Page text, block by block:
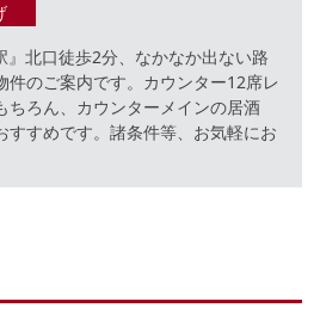
』北⼝徒歩2分、なかなか出ない路
件のご案内です。カウンター12席レ
ちろん、カウンターメインの居酒
すすめです。諸条件等、お気軽にお